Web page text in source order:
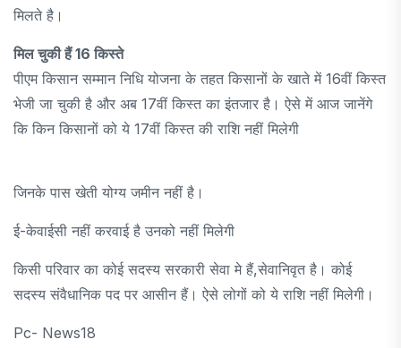
मिलते है।
मिल चुकी हैं 16 किस्ते
पीएम किसान सम्मान निधि योजना के तहत किसानों के खाते में 16वीं किस्त
भेजी जा चुकी है और अब 17वीं किस्त का इंतजार है। ऐसे में आज जानेंगे
कि किन किसानों को ये 17वीं किस्त की राशि नहीं मिलेगी
जिनके पास खेती योग्य जमीन नहीं है।
ई-केवाईसी नहीं करवाई है उनको नहीं मिलेगी
किसी परिवार का कोई सदस्य सरकारी सेवा मे हैं,सेवानिवृत है। कोई
सदस्य संवैधानिक पद पर आसीन हैं। ऐसे लोगों को ये राशि नहीं मिलेगी।
Pc- News18